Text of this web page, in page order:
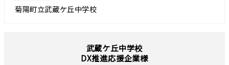
菊陽町立武蔵ケ丘中学校
武蔵ケ丘中学校
DX推進応援企業様